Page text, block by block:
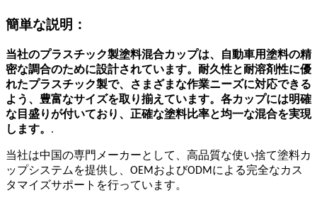
簡単な説明：
当社のプラスチック製塗料混合カップは、自動車用塗料の精
密な調合のために設計されています。耐久性と耐溶剤性に優
れたプラスチック製で、さまざまな作業ニーズに対応できる
よう、豊富なサイズを取り揃えています。各カップには明確
な目盛りが付いており、正確な塗料比率と均一な混合を実現
します。 .
当社は中国の専門メーカーとして、高品質な使い捨て塗料カ
ップシステムを提供し、OEMおよびODMによる完全なカス
タマイズサポートを行っています。